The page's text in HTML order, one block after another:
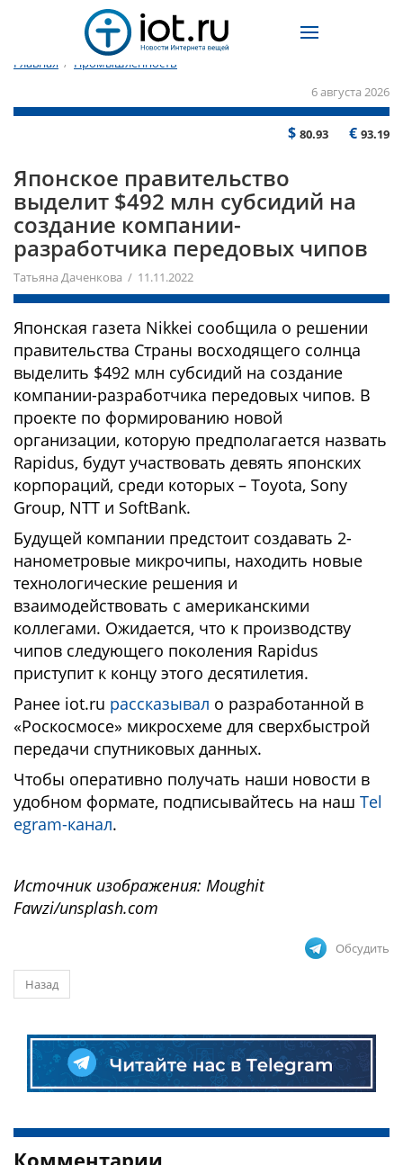
Главная / Промышленность
6 августа 2026
$ 80.93 € 93.19
Японское правительство
выделит $492 млн субсидий на
создание компании-
разработчика передовых чипов
Татьяна Даченкова / 11.11.2022
Японская газета Nikkei сообщила о решении
правительства Страны восходящего солнца
выделить $492 млн субсидий на создание
компании-разработчика передовых чипов. В
проекте по формированию новой
организации, которую предполагается назвать
Rapidus, будут участвовать девять японских
корпораций, среди которых – Toyota, Sony
Group, NTT и SoftBank.
Будущей компании предстоит создавать 2-
нанометровые микрочипы, находить новые
технологические решения и
взаимодействовать с американскими
коллегами. Ожидается, что к производству
чипов следующего поколения Rapidus
приступит к концу этого десятилетия.
Ранее iot.ru рассказывал о разработанной в
«Роскосмосе» микросхеме для сверхбыстрой
передачи спутниковых данных.
Чтобы оперативно получать наши новости в
удобном формате, подписывайтесь на наш Tel
egram-канал.
Источник изображения: Moughit
Fawzi/unsplash.com
Обсудить
Назад
Комментарии